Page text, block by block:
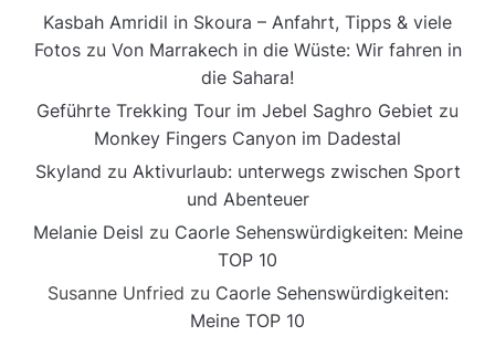
Kasbah Amridil in Skoura – Anfahrt, Tipps & viele
Fotoszu Von Marrakech in die Wüste: Wir fahren in
die Sahara!
Geführte Trekking Tour im Jebel Saghro Gebiet zu
Monkey Fingers Canyon im Dadestal
Skyland zu Aktivurlaub: unterwegs zwischen Sport
und Abenteuer
Melanie Deisl zu Caorle Sehenswürdigkeiten: Meine
TOP 10
Susanne Unfried zu Caorle Sehenswürdigkeiten:
Meine TOP 10